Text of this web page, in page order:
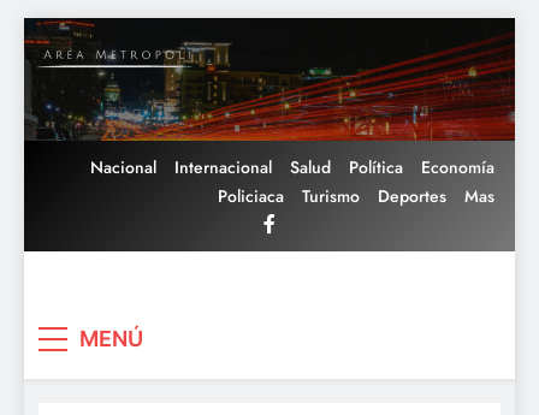
Saltar
al
contenido
Nacional Internacional Salud Política
Economía
Policiaca
Turismo Deportes Mas
MENÚ